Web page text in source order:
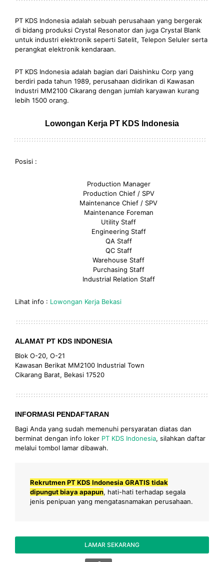
PT KDS Indonesia adalah sebuah perusahaan yang bergerak
di bidang produksi Crystal Resonator dan juga Crystal Blank
untuk industri elektronik seperti Satelit, Telepon Seluler serta
perangkat elektronik kendaraan.
PT KDS Indonesia adalah bagian dari Daishinku Corp yang
berdiri pada tahun 1989, perusahaan didirikan di Kawasan
Industri MM2100 Cikarang dengan jumlah karyawan kurang
lebih 1500 orang.
Lowongan Kerja PT KDS Indonesia
Posisi :
Production Manager
Production Chief / SPV
Maintenance Chief / SPV
Maintenance Foreman
Utility Staff
Engineering Staff
QA Staff
QC Staff
Warehouse Staff
Purchasing Staff
Industrial Relation Staff
Lihat info : Lowongan Kerja Bekasi
ALAMAT PT KDS INDONESIA
Blok O-20, O-21
Kawasan Berikat MM2100 Industrial Town
Cikarang Barat, Bekasi 17520
INFORMASI PENDAFTARAN
Bagi Anda yang sudah memenuhi persyaratan diatas dan
berminat dengan info loker PT KDS Indonesia, silahkan daftar
melalui tombol lamar dibawah.
Rekrutmen PT KDS Indonesia GRATIS tidak
dipungut biaya apapun, hati-hati terhadap segala
jenis penipuan yang mengatasnamakan perusahaan.
LAMAR SEKARANG